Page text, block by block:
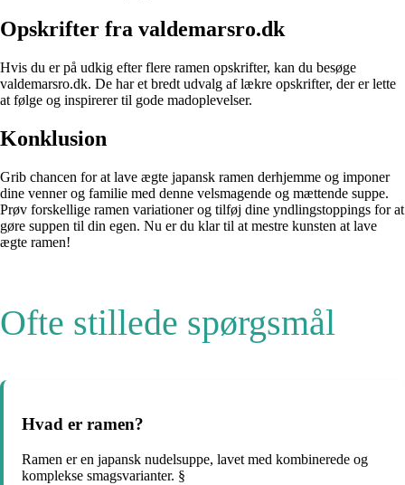
Opskrifter fra valdemarsro.dk
Hvis du er på udkig efter flere ramen opskrifter, kan du besøge
valdemarsro.dk. De har et bredt udvalg af lækre opskrifter, der er lette
at følge og inspirerer til gode madoplevelser.
Konklusion
Grib chancen for at lave ægte japansk ramen derhjemme og imponer
dine venner og familie med denne velsmagende og mættende suppe.
Prøv forskellige ramen variationer og tilføj dine yndlingstoppings for at
gøre suppen til din egen. Nu er du klar til at mestre kunsten at lave
ægte ramen!
Ofte stillede spørgsmål
Hvad er ramen?
Ramen er en japansk nudelsuppe, lavet med kombinerede og
komplekse smagsvarianter. §